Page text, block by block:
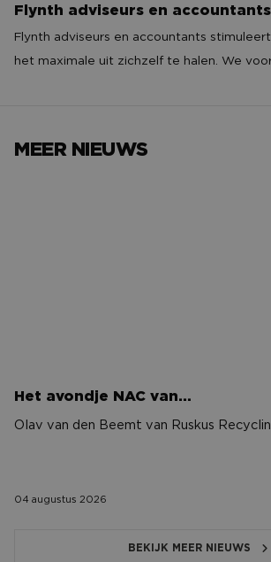
Flynth adviseurs en accountants
Flynth adviseurs en accountants
het maximale uit zichzelf te halen. We voorzien onze klanten
adviseur en accountant voor het midden-
Flynth adviseurs en accountants B.V.
MEER NIEUWS
Het avondje NAC van…
Olav van den Beemt van Ruskus
04 augustus 2026
BEKIJK MEER NIEUWS